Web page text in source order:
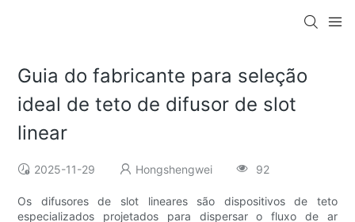
Guia do fabricante para seleção
ideal de teto de difusor de slot
linear
2025-11-29 Hongshengwei 92
Os difusores de slot lineares são dispositivos de teto
especializados projetados para dispersar o fluxo de ar